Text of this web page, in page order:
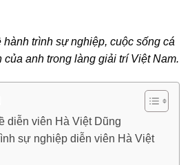
hành trình sự nghiệp, cuộc sống cá
anh trong làng giải trí Việt Nam.
diễn viên Hà Việt Dũng
sự nghiệp diễn viên Hà Việt